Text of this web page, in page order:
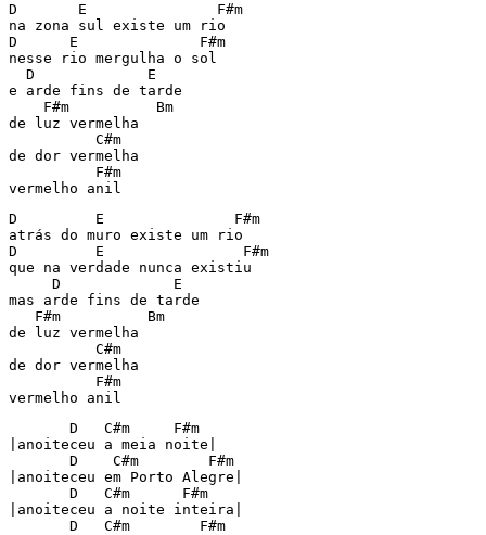
D       E               F#m
na zona sul existe um rio
D      E              F#m
nesse rio mergulha o sol
  D             E
e arde fins de tarde
    F#m          Bm
de luz vermelha
          C#m
de dor vermelha
          F#m
vermelho anil
D         E               F#m
atrás do muro existe um rio
D         E                F#m
que na verdade nunca existiu
     D             E
mas arde fins de tarde
   F#m          Bm
de luz vermelha
          C#m
de dor vermelha
          F#m
vermelho anil
       D   C#m     F#m
|anoiteceu a meia noite|
       D    C#m        F#m
|anoiteceu em Porto Alegre|
       D   C#m      F#m
|anoiteceu a noite inteira|
       D   C#m        F#m